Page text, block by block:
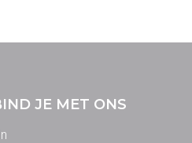
JE MET ONS